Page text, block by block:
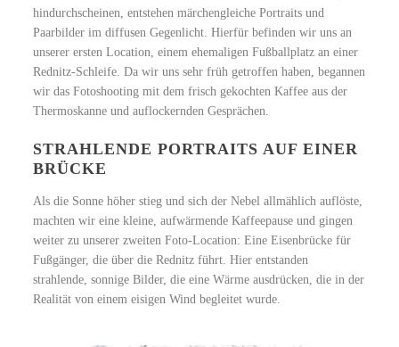
hindurchscheinen, entstehen märchengleiche Portraits und
Paarbilder im diffusen Gegenlicht. Hierfür befinden wir uns an
unserer ersten Location, einem ehemaligen Fußballplatz an einer
Rednitz-Schleife. Da wir uns sehr früh getroffen haben, begannen
wir das Fotoshooting mit dem frisch gekochten Kaffee aus der
Thermoskanne und auflockernden Gesprächen.
STRAHLENDE PORTRAITS AUF EINER
BRÜCKE
Als die Sonne höher stieg und sich der Nebel allmählich auflöste,
machten wir eine kleine, aufwärmende Kaffeepause und gingen
weiter zu unserer zweiten Foto-Location: Eine Eisenbrücke für
Fußgänger, die über die Rednitz führt. Hier entstanden
strahlende, sonnige Bilder, die eine Wärme ausdrücken, die in der
Realität von einem eisigen Wind begleitet wurde.